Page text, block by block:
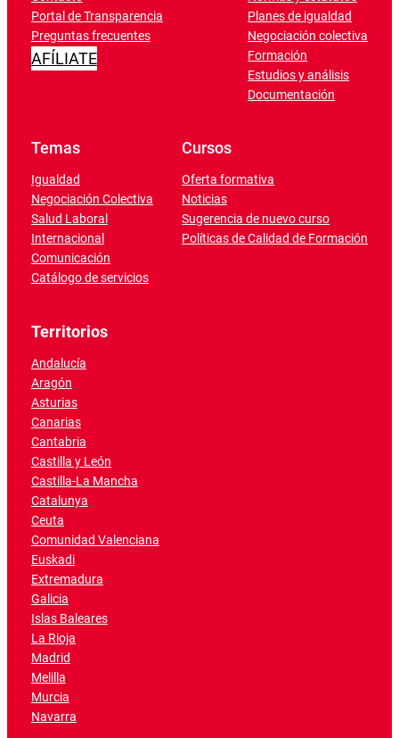
Portal de Transparencia
Preguntas frecuentes
AFÍLIATE
Planes de igualdad
Negociación colectiva
Formación
Estudios y análisis
Documentación
Temas
Igualdad
Negociación Colectiva
Salud Laboral
Internacional
Comunicación
Catálogo de servicios
Cursos
Oferta formativa
Noticias
Sugerencia de nuevo curso
Políticas de Calidad de Formación
Territorios
Andalucía
Aragón
Asturias
Canarias
Cantabria
Castilla y León
Castilla-La Mancha
Catalunya
Ceuta
Comunidad Valenciana
Euskadi
Extremadura
Galicia
Islas Baleares
La Rioja
Madrid
Melilla
Murcia
Navarra